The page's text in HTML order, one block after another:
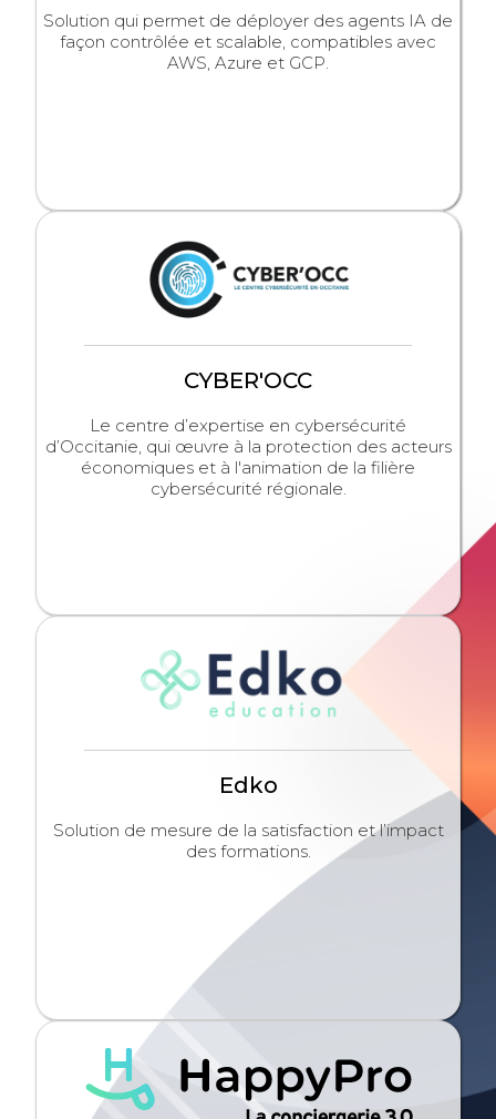
Solution qui permet de déployer des agents IA de
façon contrôlée et scalable, compatibles avec
AWS, Azure et GCP.
CYBER'OCC
Le centre d’expertise en cybersécurité
d’Occitanie, qui œuvre à la protection des acteurs
économiques et à l'animation de la filière
cybersécurité régionale.
Edko
Solution de mesure de la satisfaction et l’impact
des formations.